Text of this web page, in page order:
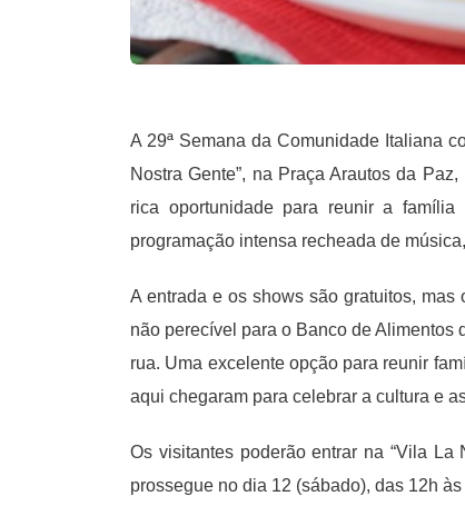
A 29ª Semana da Comunidade Italiana
Nostra Gente”, na Praça Arautos da
rica oportunidade para reunir a
programação intensa recheada de
A entrada e os shows são gratuitos,
não perecível para o Banco de
rua. Uma excelente opção para reunir
aqui chegaram para celebrar a cultura e
Os visitantes poderão entrar na “Vila La
prossegue no dia 12 (sábado), das 12h